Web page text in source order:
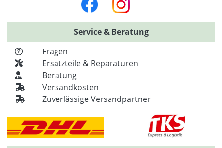
Service & Beratung
Fragen
Ersatzteile & Reparaturen
Beratung
Versandkosten
Zuverlässige Versandpartner